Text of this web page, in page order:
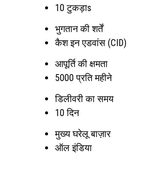
10 टुकड़ाs
भुगतान की शर्तें
कैश इन एडवांस (CID)
आपूर्ति की क्षमता
5000 प्रति महीने
डिलीवरी का समय
10 दिन
मुख्य घरेलू बाज़ार
ऑल इंडिया